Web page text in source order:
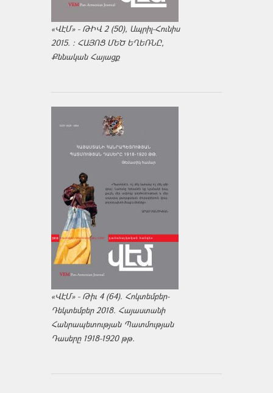
«ՎԷՄ» - ԹԻՎ 2 (50), Ապրիլ-Հունիս
2015. : ՀԱՅՈՑ ՄԵԾ ԵՂԵՌՆԸ,
Քննական Հայացք
«ՎԷՄ» - Թիւ 4 (64). Հոկտեմբեր-
Դեկտեմբեր 2018. Հայաստանի
Հանրապետության Պատմության
Դասերը 1918-1920 թթ.